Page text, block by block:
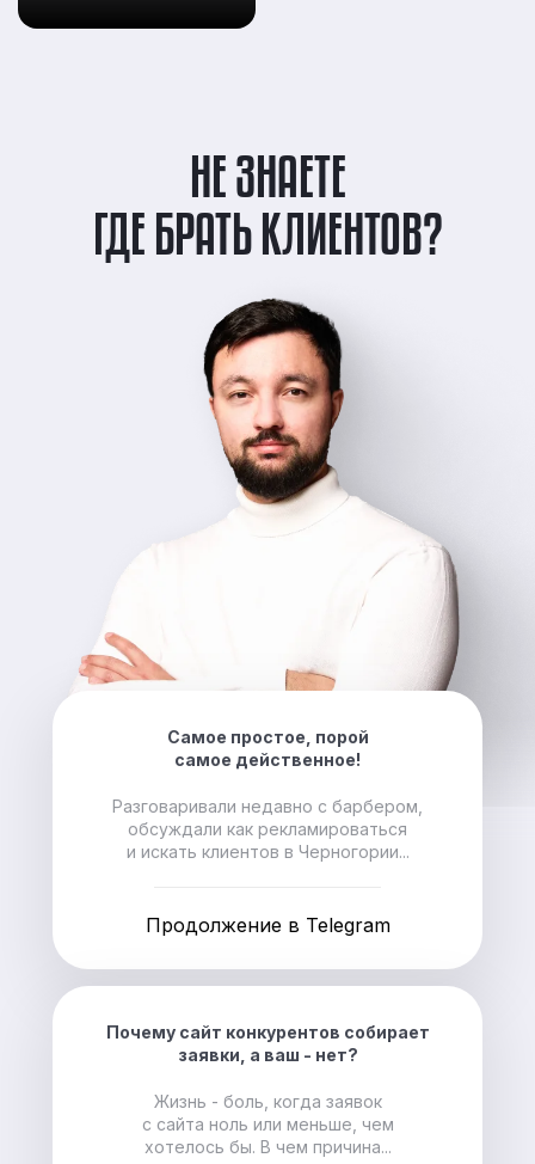
ГДЕ БРАТЬ КЛИЕНТОВ?
НЕ ЗНАЕТЕ
Самое простое, порой
самое действенное!
Разговаривали недавно с барбером,
обсуждали как рекламироваться
и искать клиентов в Черногории...
Продолжение в Telegram
Почему сайт конкурентов собирает
заявки, а ваш - нет?
Жизнь - боль, когда заявок
с сайта ноль или меньше, чем
хотелось бы. В чем причина...